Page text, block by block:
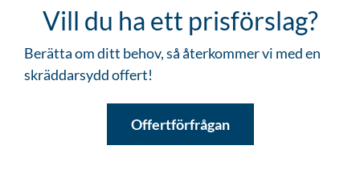
Vill du ha ett prisförslag?
Berätta om ditt behov, så återkommer vi med en
skräddarsydd offert!
Offertförfrågan